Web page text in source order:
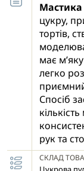
Мастика
цукру,
тортів,
має
легко
Спосіб
рук та
СКЛАД